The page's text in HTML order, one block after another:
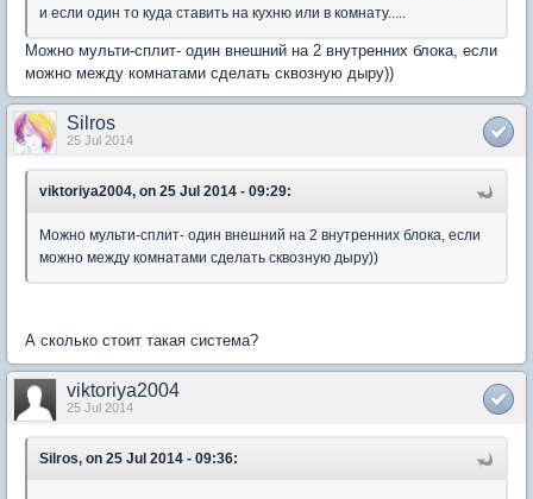
и если один то куда ставить на кухню или в комнату.....
Можно мульти-сплит- один внешний на 2 внутренних блока, если
можно между комнатами сделать сквозную дыру))
Silros
25 Jul 2014
viktoriya2004, on 25 Jul 2014 - 09:29:
Можно мульти-сплит- один внешний на 2 внутренних блока, если
можно между комнатами сделать сквозную дыру))
А сколько стоит такая система?
viktoriya2004
25 Jul 2014
Silros, on 25 Jul 2014 - 09:36: